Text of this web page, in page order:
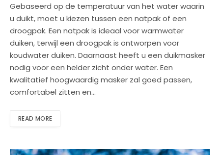
Gebaseerd op de temperatuur van het water waarin
u duikt, moet u kiezen tussen een natpak of een
droogpak. Een natpak is ideaal voor warmwater
duiken, terwijl een droogpak is ontworpen voor
koudwater duiken. Daarnaast heeft u een duikmasker
nodig voor een helder zicht onder water. Een
kwalitatief hoogwaardig masker zal goed passen,
comfortabel zitten en…
READ MORE